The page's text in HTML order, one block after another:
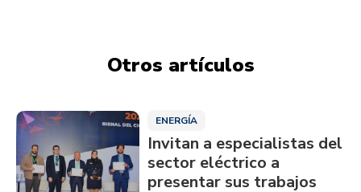
Otros artículos
ENERGÍA
Invitan a especialistas del
sector eléctrico a
presentar sus trabajos